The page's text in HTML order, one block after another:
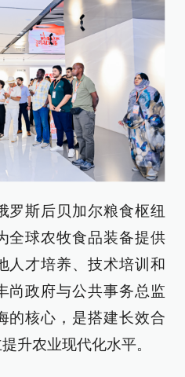
罗斯后贝加尔粮食枢纽
全球农牧食品装备提供
人才培养、技术培训和
尚政府与公共事务总监
的核心，是搭建长效合
升农业现代化水平。